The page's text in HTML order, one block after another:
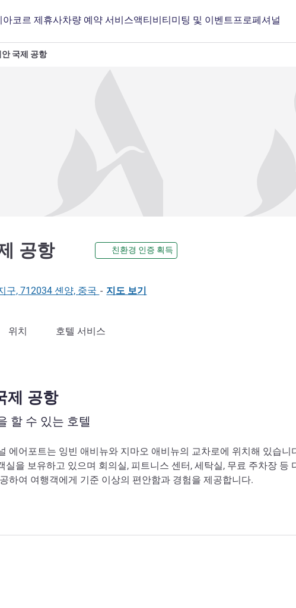
아코르 제휴사차량 예약 서비스액티비티미팅 및 이벤트 프로페셔널
국제 공항
공항 친환경 인증 획득
구, 712034 셴양, 중국 - 지도 보기
위치 호텔 서비스
제 공항
할 수 있는 호텔
에어포트는 잉빈 애비뉴와 지마오 애비뉴의 교차로에 위치해 있습니
실을 보유하고 있으며 회의실, 피트니스 센터, 세탁실, 무료 주차장 등
하여 여행객에게 기준 이상의 편안함과 경험을 제공합니다.